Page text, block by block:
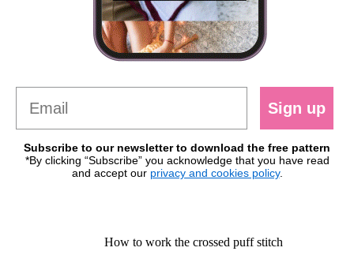
Sign up
Subscribe to our newsletter to download the free pattern
*By clicking “Subscribe” you acknowledge that you have read
and accept our privacy and cookies policy.
How to work the crossed puff stitch